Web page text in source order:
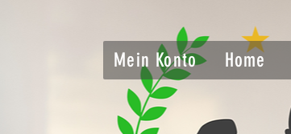
Mein Konto Home